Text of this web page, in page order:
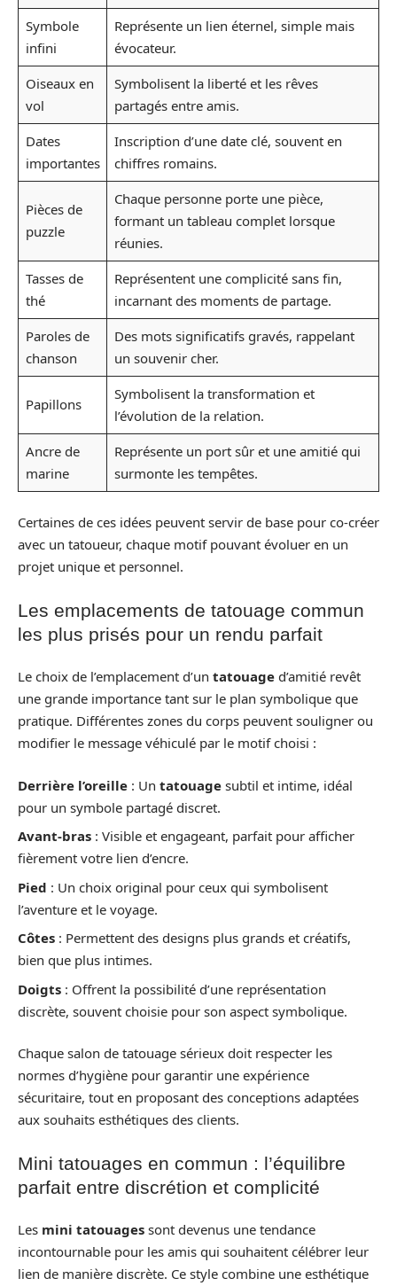
Symbole
infini
Représente un lien éternel, simple mais
évocateur.
Oiseaux en
vol
Symbolisent la liberté et les rêves
partagés entre amis.
Dates
importantes
Inscription d’une date clé, souvent en
chiffres romains.
Pièces de
puzzle
Chaque personne porte une pièce,
formant un tableau complet lorsque
réunies.
Tasses de
thé
Représentent une complicité sans fin,
incarnant des moments de partage.
Paroles de
chanson
Des mots significatifs gravés, rappelant
un souvenir cher.
Papillons
Symbolisent la transformation et
l’évolution de la relation.
Ancre de
marine
Représente un port sûr et une amitié qui
surmonte les tempêtes.
Certaines de ces idées peuvent servir de base pour co-créer
avec un tatoueur, chaque motif pouvant évoluer en un
projet unique et personnel.
Les emplacements de tatouage commun
les plus prisés pour un rendu parfait
Le choix de l’emplacement d’un tatouage d’amitié revêt
une grande importance tant sur le plan symbolique que
pratique. Différentes zones du corps peuvent souligner ou
modifier le message véhiculé par le motif choisi :
Derrière l’oreille : Un tatouage subtil et intime, idéal
pour un symbole partagé discret.
Avant-bras : Visible et engageant, parfait pour afficher
fièrement votre lien d’encre.
Pied : Un choix original pour ceux qui symbolisent
l’aventure et le voyage.
Côtes : Permettent des designs plus grands et créatifs,
bien que plus intimes.
Doigts : Offrent la possibilité d’une représentation
discrète, souvent choisie pour son aspect symbolique.
Chaque salon de tatouage sérieux doit respecter les
normes d’hygiène pour garantir une expérience
sécuritaire, tout en proposant des conceptions adaptées
aux souhaits esthétiques des clients.
Mini tatouages en commun : l’équilibre
parfait entre discrétion et complicité
Les mini tatouages sont devenus une tendance
incontournable pour les amis qui souhaitent célébrer leur
lien de manière discrète. Ce style combine une esthétique